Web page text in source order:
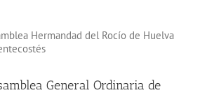
General Ordinaria de